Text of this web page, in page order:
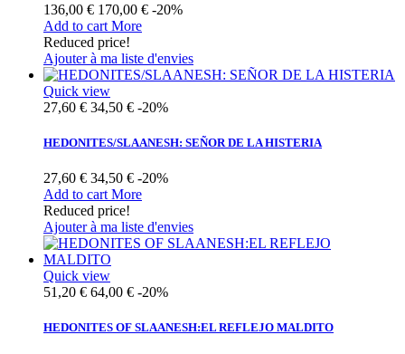
136,00 € 170,00 € -20%
Add to cart More
Reduced price!
Ajouter à ma liste d'envies
Quick view
27,60 € 34,50 € -20%
HEDONITES/SLAANESH: SEÑOR DE LA HISTERIA
27,60 € 34,50 € -20%
Add to cart More
Reduced price!
Ajouter à ma liste d'envies
Quick view
51,20 € 64,00 € -20%
HEDONITES OF SLAANESH:EL REFLEJO MALDITO